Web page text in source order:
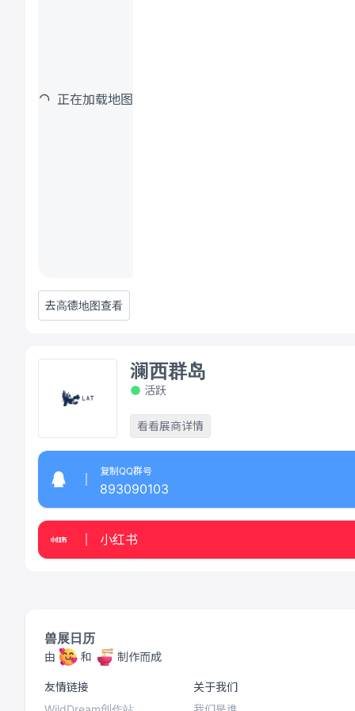
正在加载地图
去高德地图查看
澜西群岛
活跃
看看展商详情
复制QQ群号
893090103
小红书
兽展日历
由 和 制作而成
友情链接
关于我们